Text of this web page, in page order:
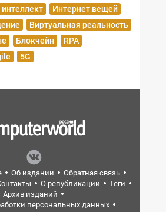
Интернет вещей
Виртуальная реальность
Блокчейн
RPA
5G
Об издании
Обратная связь
О републикации
Теги
Архив изданий
персональных данных